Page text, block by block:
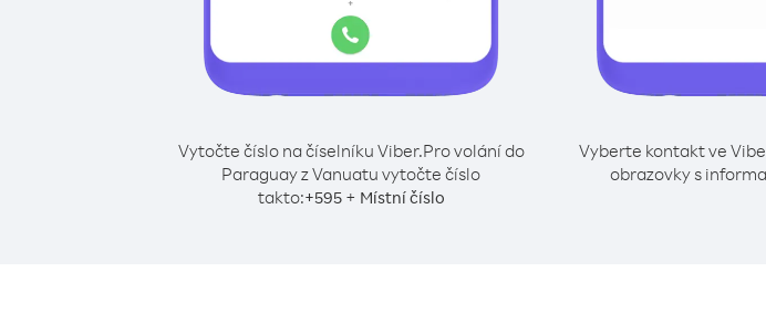
Vytočte číslo na číselníku Viber.Pro volání do
Paraguay z Vanuatu vytočte číslo
takto:+595+ Místní číslo
Vyberte kontakt ve
obrazovky s